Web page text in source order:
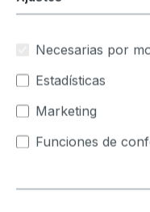
Necesarias por
Estadísticas
Marketing
Funciones de